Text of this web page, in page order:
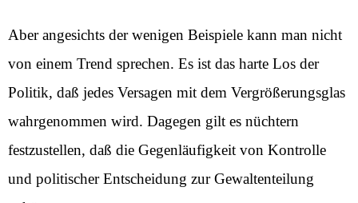
Aber angesichts der wenigen Beispiele kann man nicht
von einem Trend sprechen. Es ist das harte Los der
Politik, daß jedes Versagen mit dem Vergrößerungsglas
wahrgenommen wird. Dagegen gilt es nüchtern
festzustellen, daß die Gegenläufigkeit von Kontrolle
und politischer Entscheidung zur Gewaltenteilung